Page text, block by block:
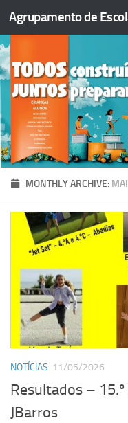
Skip to content
MONTHLY ARCHIVE:
NOTÍCIAS 11/05/2026
Resultados –
JBarros